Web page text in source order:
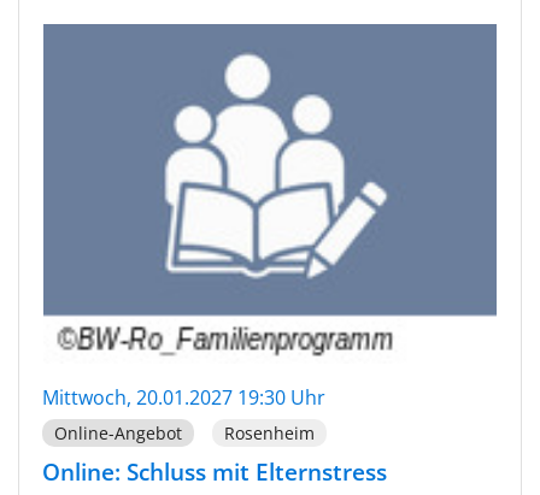
Mittwoch, 20.01.2027 19:30 Uhr
Online-Angebot Rosenheim
Online: Schluss mit Elternstress